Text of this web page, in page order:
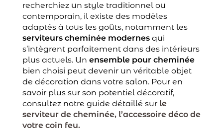
recherchiez un style traditionnel ou
contemporain, il existe des modèles
adaptés à tous les goûts, notamment les
serviteurs cheminée modernesqui
s’intègrent parfaitement dans des intérieurs
plus actuels. Un ensemble pour cheminée
bien choisi peut devenir un véritable objet
de décoration dans votre salon. Pour en
savoir plus sur son potentiel décoratif,
consultez notre guide détaillé sur le
serviteur de cheminée, l’accessoire déco de
votre coin feu.